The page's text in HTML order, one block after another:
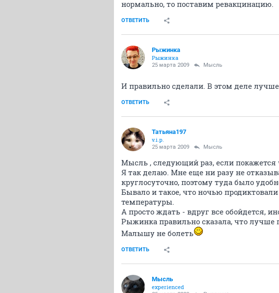
нормально, то поставим ревакцинацию.
ОТВЕТИТЬ
Рыжинка
Рыжинка
25 марта 2009 Мысль
И правильно сделали. В этом деле
ОТВЕТИТЬ
Татьяна197
v.i.p.
25 марта 2009 Мысль
Мысль , следующий раз, если покажется
Я так делаю. Мне еще ни разу не
круглосуточно, поэтому туда было
Бывало и такое, что ночью
температуры.
А просто ждать - вдруг все обойдется,
Рыжинка правильно сказала, что лучше
Малышу не болеть
ОТВЕТИТЬ
Мысль
experienced